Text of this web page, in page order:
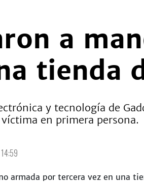
a
tienda
y tecnología de
en primera persona.
14:59